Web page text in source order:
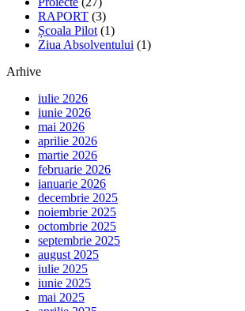
RAPORT (3)
Școala Pilot (1)
Ziua Absolventului (1)
Arhive
iulie 2026
iunie 2026
mai 2026
aprilie 2026
martie 2026
februarie 2026
ianuarie 2026
decembrie 2025
noiembrie 2025
octombrie 2025
septembrie 2025
august 2025
iulie 2025
iunie 2025
mai 2025